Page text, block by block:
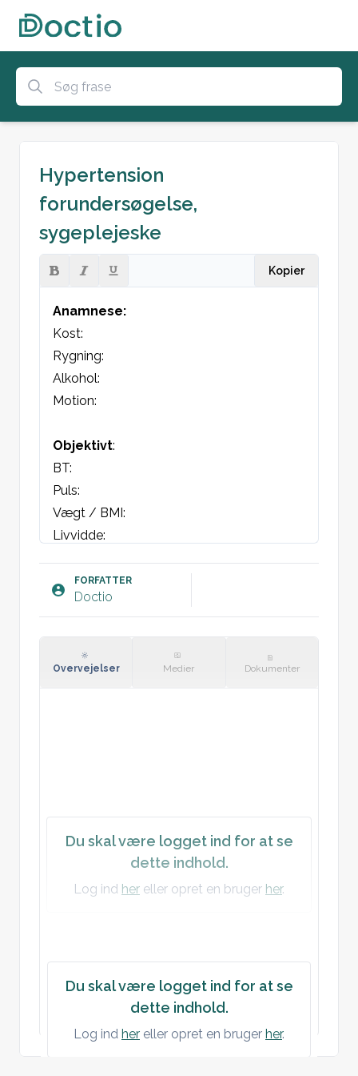
Hypertension
forundersøgelse,
sygeplejeske
Kopier
Anamnese:
Kost:
Rygning:
Alkohol:
Motion:
Objektivt:
BT:
Puls:
Vægt / BMI:
Livvidde:
U-albumin/kreatinin:
EKG taget
Tid til svar hos læge
Du skal være logget ind for at se
dette indhold.
Log ind her eller opret en bruger her.
FORFATTER
Doctio
Overvejelser Medier Dokumenter
Du skal være logget ind for at se
dette indhold.
Log ind her eller opret en bruger her.